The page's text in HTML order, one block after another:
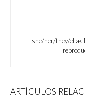
she/her/they/ellæ.
ARTÍCULOS